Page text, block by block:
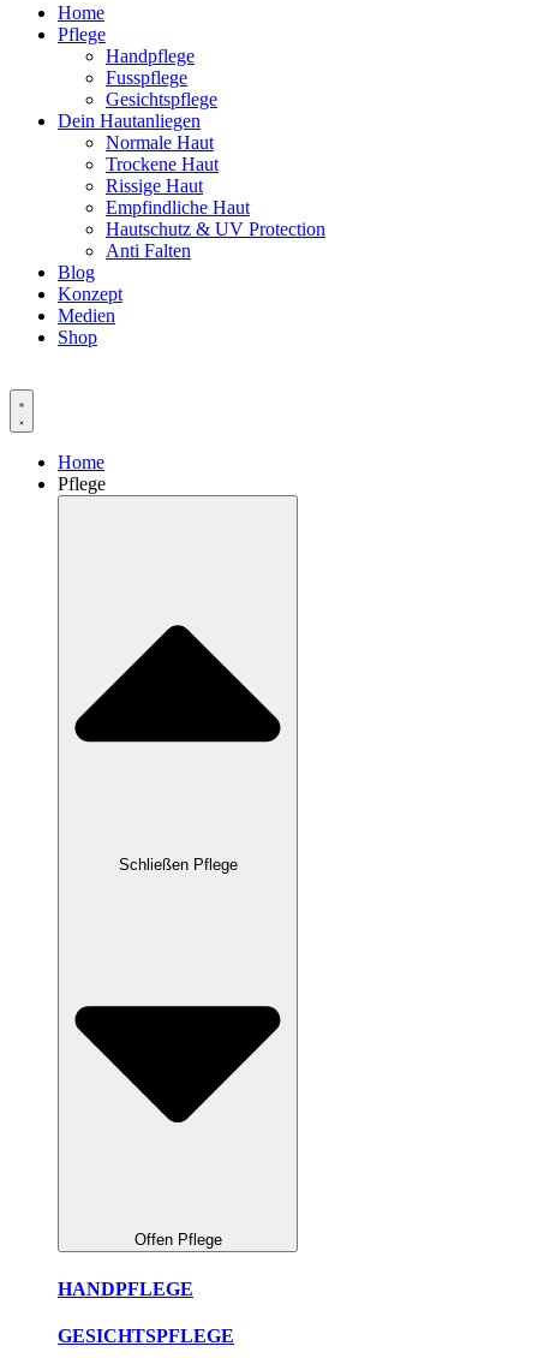
Home
Pflege
Handpflege
Fusspflege
Gesichtspflege
Dein Hautanliegen
Normale Haut
Trockene Haut
Rissige Haut
Empfindliche Haut
Hautschutz & UV Protection
Anti Falten
Blog
Konzept
Medien
Shop
Home
Pflege
Schließen Pflege
Offen Pflege
HANDPFLEGE
GESICHTSPFLEGE